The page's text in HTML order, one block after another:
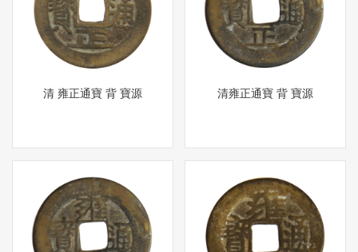
清 雍正通寶 背 寶源 清雍正通寶 背 寶源